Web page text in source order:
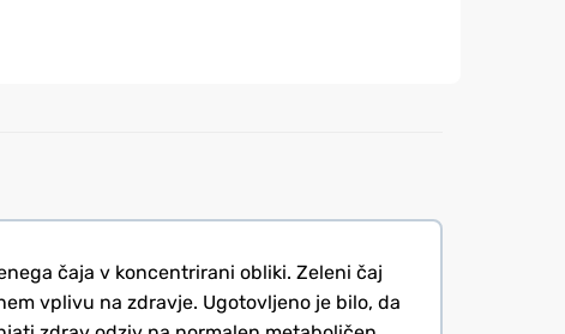
čaja v koncentrirani obliki. Zeleni čaj
vplivu na zdravje. Ugotovljeno je bilo, da